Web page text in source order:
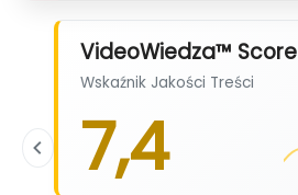
VideoWiedza™ Score
Wskaźnik Jakości Treści
7,4